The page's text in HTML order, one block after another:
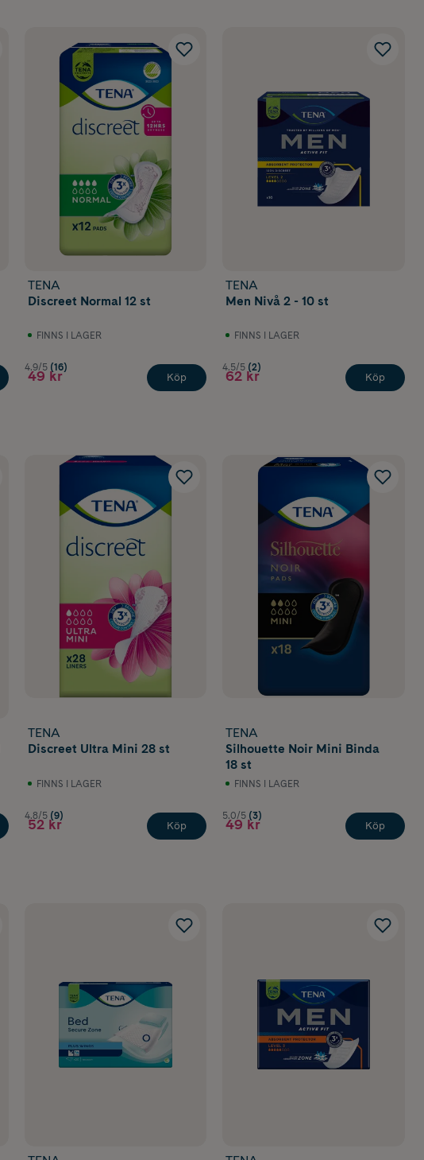
TENA
Discreet Normal 12 st
FINNS I LAGER
4.9/5 (16)
49 kr Köp
TENA
Men Nivå 2 - 10 st
FINNS I LAGER
4.5/5 (2)
62 kr Köp
TENA
Discreet Ultra Mini 28 st
FINNS I LAGER
4.8/5 (9)
52 kr Köp
TENA
Silhouette Noir Mini Binda
18 st
FINNS I LAGER
5.0/5 (3)
49 kr Köp